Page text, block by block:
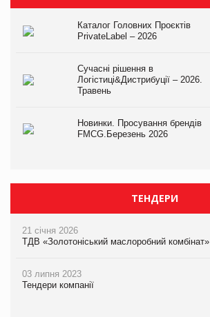
Каталог Головних Проєктів
PrivateLabel – 2026
Сучасні рішення в
Логістиці&Дистрибуції – 2026.
Травень
Новинки. Просування брендів
FMCG.Березень 2026
ТЕНДЕРИ
21 січня 2026
ТДВ «Золотоніський маслоробний комбінат»
03 липня 2023
Тендери компанії